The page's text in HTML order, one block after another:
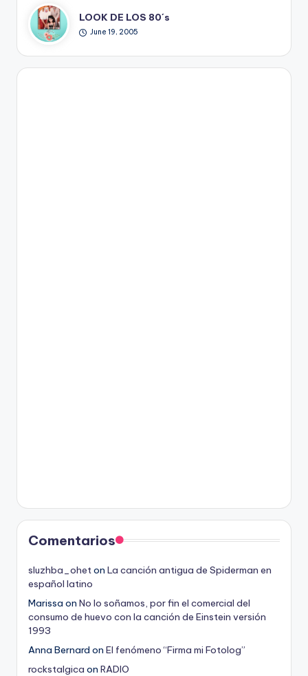
LOOK DE LOS 80´s
June 19, 2005
Comentarios
sluzhba_ohet on La canción antigua de Spiderman en
español latino
Marissa on No lo soñamos, por fin el comercial del
consumo de huevo con la canción de Einstein versión
1993
Anna Bernard on El fenómeno “Firma mi Fotolog”
rockstalgica on RADIO